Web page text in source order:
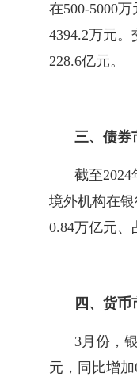
在500-5000
4394.2万元
228.6亿元。
三、债券
截至
境外机构在
0.84万亿元、
四、货
3月份，
元，同比增